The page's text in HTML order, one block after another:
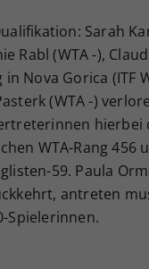
Sarah
Rabl (WTA -),
Nova Gorica (ITF
(WTA -)
hierbei
WTA-Rang 456
59. Paula
antreten
Spielerinnen.